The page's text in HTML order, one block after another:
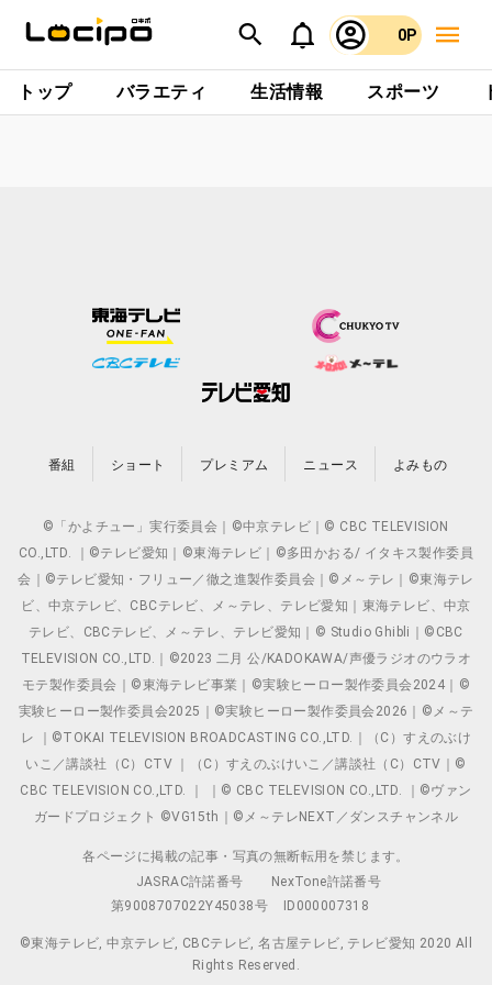
0P
トップ バラエティ 生活情報 スポーツ
番組 ショート プレミアム ニュース よみもの
©「かよチュー」実行委員会｜©中京テレビ｜© CBC TELEVISION
CO.,LTD. ｜©テレビ愛知｜©東海テレビ｜©多田かおる/ イタキス製作委員
会｜©テレビ愛知・フリュー／徹之進製作委員会｜©メ～テレ｜©東海テレ
ビ、中京テレビ、CBCテレビ、メ～テレ、テレビ愛知｜東海テレビ、中京
テレビ、CBCテレビ、メ～テレ、テレビ愛知｜© Studio Ghibli｜©CBC
TELEVISION CO.,LTD.｜©2023 二月 公/KADOKAWA/声優ラジオのウラオ
モテ製作委員会｜©東海テレビ事業｜©実験ヒーロー製作委員会2024｜©
実験ヒーロー製作委員会2025｜©実験ヒーロー製作委員会2026｜©メ～テ
レ ｜©TOKAI TELEVISION BROADCASTING CO.,LTD.｜（C）すえのぶけ
いこ／講談社（C）CTV ｜（C）すえのぶけいこ／講談社（C）CTV｜©
CBC TELEVISION CO.,LTD. ｜ ｜© CBC TELEVISION CO.,LTD. ｜©ヴァン
ガードプロジェクト ©VG15th｜©メ～テレNEXT／ダンスチャンネル
各ページに掲載の記事・写真の無断転用を禁じます。
JASRAC許諾番号
NexTone許諾番号
第9008707022Y45038号
ID000007318
©東海テレビ, 中京テレビ, CBCテレビ, 名古屋テレビ, テレビ愛知 2020 All
Rights Reserved.